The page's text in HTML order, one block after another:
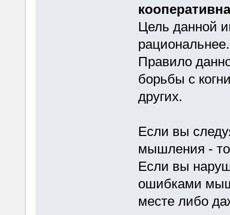
Цель данной
рациональнее.
Правило
борьбы с
других.
Если вы
мышления -
Если вы
ошибками
месте либо